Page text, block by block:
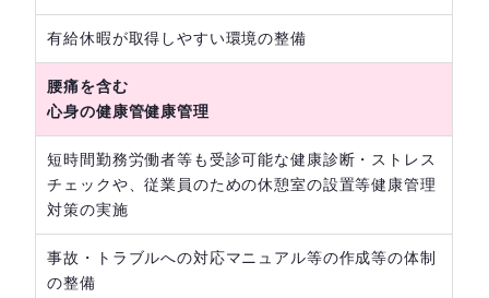
有給休暇が取得しやすい環境の整備
腰痛を含む
心身の健康管健康管理
短時間勤務労働者等も受診可能な健康診断・ストレス
チェックや、従業員のための休憩室の設置等健康管理
対策の実施
事故・トラブルへの対応マニュアル等の作成等の体制
の整備